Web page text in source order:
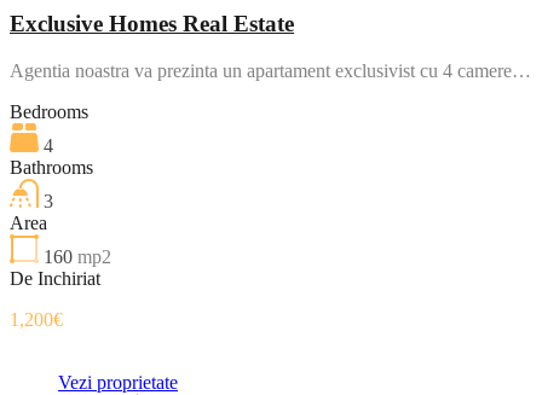
Exclusive Homes Real Estate
Agentia noastra va prezinta un apartament exclusivist cu 4 camere…
Bedrooms
4
Bathrooms
3
Area
160 mp2
De Inchiriat
1,200€
Vezi proprietate